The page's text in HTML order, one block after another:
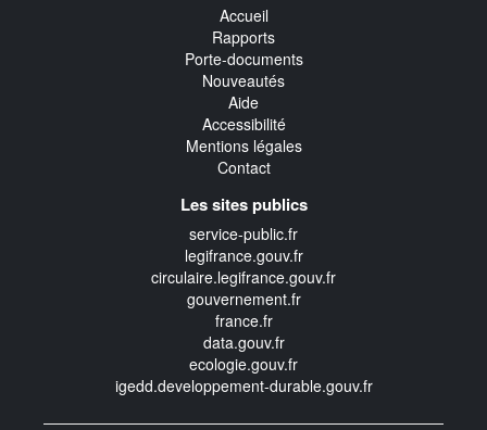
Accueil
Rapports
Porte-documents
Nouveautés
Aide
Accessibilité
Mentions légales
Contact
Les sites publics
service-public.fr
legifrance.gouv.fr
circulaire.legifrance.gouv.fr
gouvernement.fr
france.fr
data.gouv.fr
ecologie.gouv.fr
igedd.developpement-durable.gouv.fr